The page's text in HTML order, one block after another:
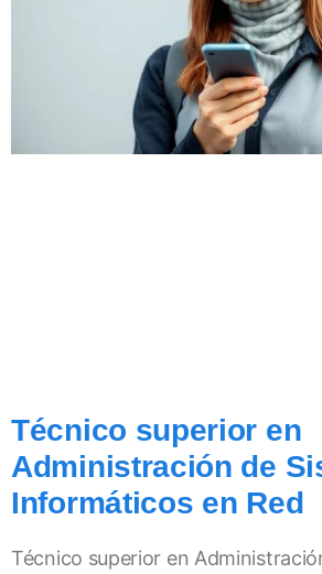
Técnico superior en
Administración de
Informáticos en Red
Técnico superior en